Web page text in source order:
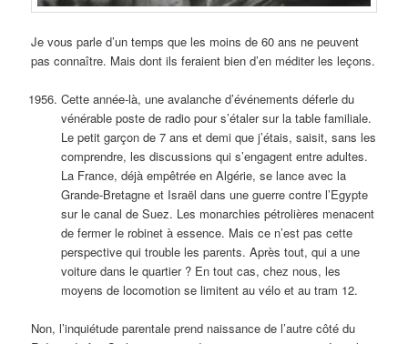
Je vous parle d’un temps que les moins de 60 ans ne peuvent
pas connaître. Mais dont ils feraient bien d’en méditer les leçons.
Cette année-là, une avalanche d’événements déferle du
vénérable poste de radio pour s’étaler sur la table familiale.
Le petit garçon de 7 ans et demi que j’étais, saisit, sans les
comprendre, les discussions qui s’engagent entre adultes.
La France, déjà empêtrée en Algérie, se lance avec la
Grande-Bretagne et Israël dans une guerre contre l’Egypte
sur le canal de Suez. Les monarchies pétrolières menacent
de fermer le robinet à essence. Mais ce n’est pas cette
perspective qui trouble les parents. Après tout, qui a une
voiture dans le quartier ? En tout cas, chez nous, les
moyens de locomotion se limitent au vélo et au tram 12.
Non, l’inquiétude parentale prend naissance de l’autre côté du